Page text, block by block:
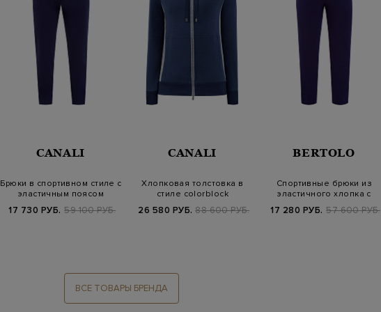
CANALI
Брюки в спортивном стиле с
эластичным поясом
17 730 РУБ. 59 100 РУБ.
CANALI
Хлопковая толстовка в
стиле colorblock
26 580 РУБ. 88 600 РУБ.
BERTOLO
Спортивные брюки из
эластичного хлопка с
17 280 РУБ. 57 600 РУБ.
ВСЕ ТОВАРЫ БРЕНДА